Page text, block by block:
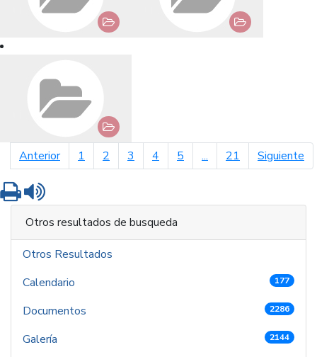
Anteriorpágina anterior
1 2 3 4 5 ... 21 Siguiente
Imprimir
Otros resultados de busqueda
Otros Resultados
Calendario
177
Documentos 2286
Galería 2144